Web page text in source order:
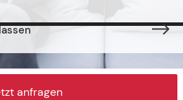
anfragen